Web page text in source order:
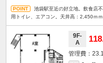
池袋駅至近の好立地。飲食店
用トイレ、エアコン。天井高：2,450ｍｍ
9F-
A